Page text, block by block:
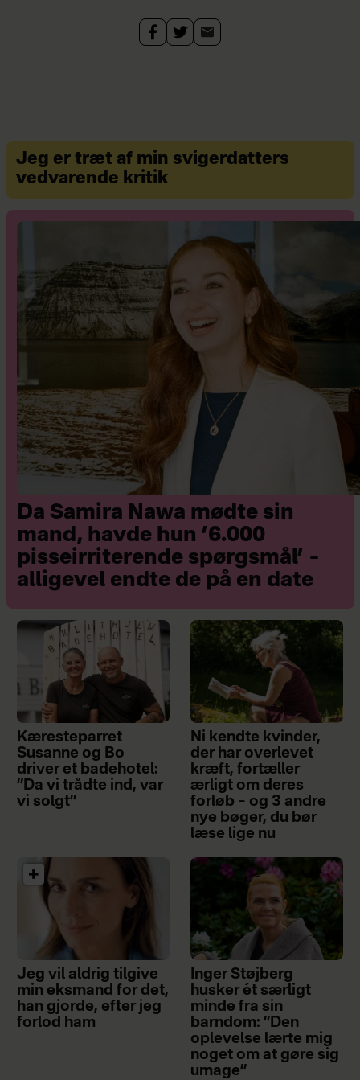
Stephanie Caruana
Født 9/9 1974
Forfatter og freelanceskribent, single
og mor til to, film- og bogelsker/-
anmelder.
Mette Kirstine Goddiksen
Født 7/3 1976
Journalist og forfatter, mor i
sammenbragt familie med i alt fire
børn.
Søren McGuire
Født 23/8 1979
Journalist, gift og far til tre, den
yngste far på villavejen med den
største Willie Nelson-samling.
Jeg er træt af min svigerdatters
vedvarende kritik
Da Samira Nawa mødte sin
mand, havde hun ’6.000
pisseirriterende spørgsmål’ –
alligevel endte de på en date
Kæresteparret
Susanne og Bo
driver et badehotel:
”Da vi trådte ind, var
vi solgt”
Ni kendte kvinder,
der har overlevet
kræft, fortæller
ærligt om deres
forløb – og 3 andre
nye bøger, du bør
læse lige nu
Jeg vil aldrig tilgive
min eksmand for det,
han gjorde, efter jeg
forlod ham
Inger Støjberg
husker ét særligt
minde fra sin
barndom: ”Den
oplevelse lærte mig
noget om at gøre sig
umage”